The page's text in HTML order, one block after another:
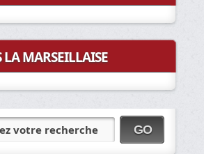
LA MARSEILLAISE
votre recherche GO